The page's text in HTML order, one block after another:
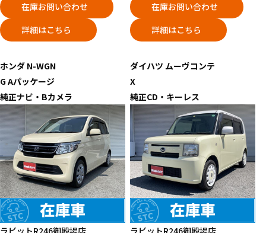
在庫お問い合わせ
詳細はこちら
在庫お問い合わせ
詳細はこちら
ホンダ N-WGN
G Aパッケージ
純正ナビ・Bカメラ
ダイハツ ムーヴコンテ
X
純正CD・キーレス